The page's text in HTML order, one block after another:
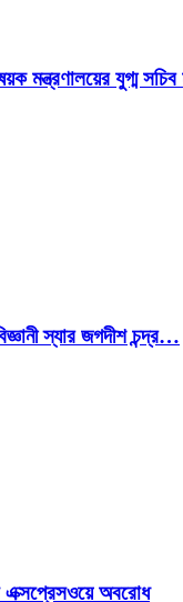
মন্ত্রণালয়ের যুগ্ম
স্যার জগদীশ চন্দ্র…
এক্সপ্রেসওয়ে অবরোধ